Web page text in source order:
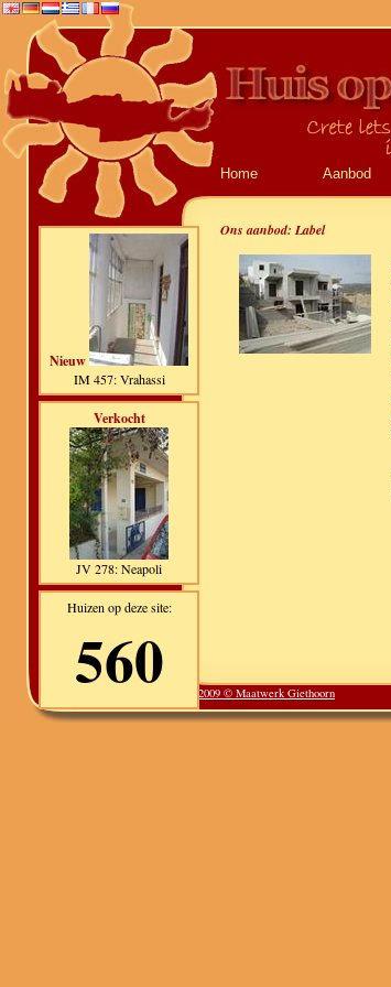
Home Aanbod
Nieuw
IM 457: Vrahassi
Verkocht
JV 278: Neapoli
Huizen op deze site:
560
Ons aanbod: Label
2009 © Maatwerk Giethoorn